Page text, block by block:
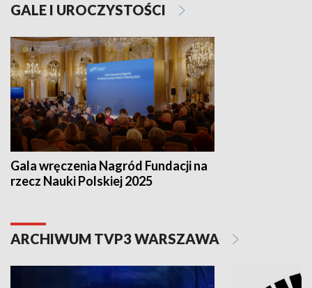
GALE I UROCZYSTOŚCI
Gala wręczenia Nagród Fundacji na
rzecz Nauki Polskiej 2025
ARCHIWUM TVP3 WARSZAWA